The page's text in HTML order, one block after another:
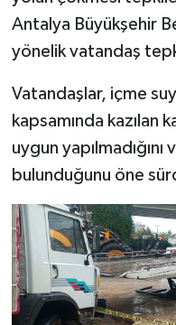
Antalya Büyükşehir
yönelik vatandaş
Vatandaşlar, içme
kapsamında kazılan
uygun
bulunduğunu öne